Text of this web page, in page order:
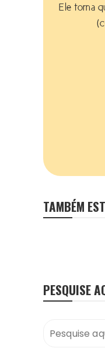
Ele torna
TAMBÉM
PESQUISE